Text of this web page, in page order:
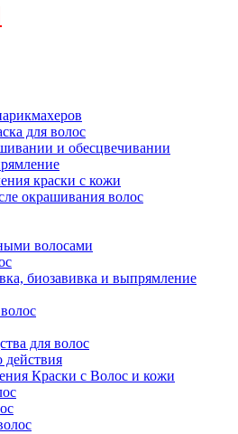
для волос
и обесцвечивании
краски с кожи
окрашивания волос
волосами
биозавивка и выпрямление
для волос
Краски с Волос и кожи